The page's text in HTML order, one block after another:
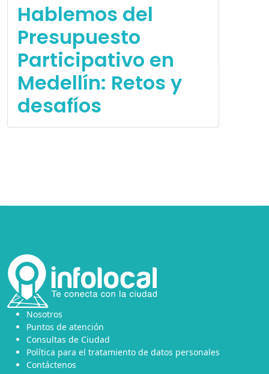
Hablemos del
Presupuesto
Participativo en
Medellín: Retos y
desafíos
Nosotros
Puntos de atención
Consultas de Ciudad
Política para el tratamiento de datos personales
Contáctenos